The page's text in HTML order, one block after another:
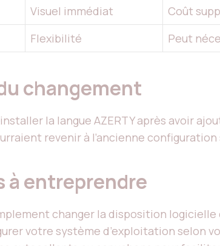
Visuel immédiat
Coût
Flexibilité Peut
changement
la langue AZERTY après avoir
revenir à l’ancienne
entreprendre
changer la disposition
votre système d’exploitation selon